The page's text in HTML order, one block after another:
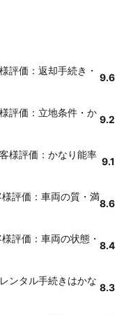
評価：返却手続き・
9.6
評価：立地条件・か
9.2
様評価：かなり能率
9.1
評価：車両の質・満
8.6
評価：車両の状態・
8.4
ンタル手続きはかな
8.3